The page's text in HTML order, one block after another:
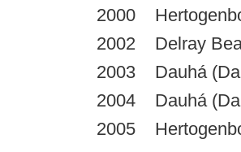
2000
2002 Delray
2003 Dauhá
2004 Dauhá
2005